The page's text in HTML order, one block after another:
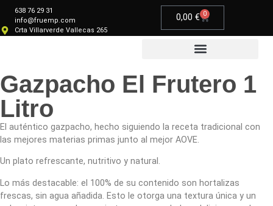
638 76 29 31
info@fruemp.com
Crta Villarverde Vallecas 265
0,00€ 0
Gazpacho El Frutero 1
Litro
El auténtico gazpacho, hecho siguiendo la receta tradicional con
las mejores materias primas junto al mejor AOVE.
Un plato refrescante, nutritivo y natural.
Lo más destacable: el 100% de su contenido son hortalizas
frescas, sin agua añadida. Esto le otorga una textura única y un